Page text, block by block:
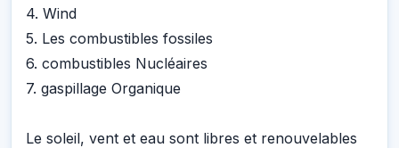
4. Wind
5. Les combustibles fossiles
6. combustibles Nucléaires
7. gaspillage Organique
Le soleil, vent et eau sont libres et renouvelables